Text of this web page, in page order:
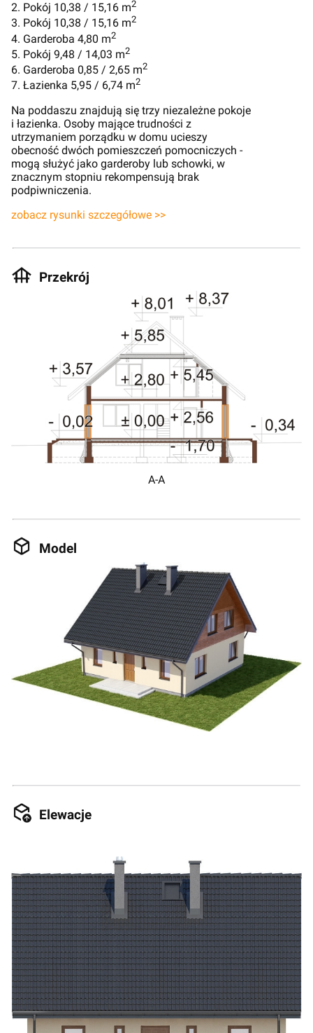
2. Pokój 10,38 / 15,16 m2
3. Pokój 10,38 / 15,16 m2
4. Garderoba 4,80 m2
5. Pokój 9,48 / 14,03 m2
6. Garderoba 0,85 / 2,65 m2
7. Łazienka 5,95 / 6,74 m2
Na poddaszu znajdują się trzy niezależne pokoje
i łazienka. Osoby mające trudności z
utrzymaniem porządku w domu ucieszy
obecność dwóch pomieszczeń pomocniczych -
mogą służyć jako garderoby lub schowki, w
znacznym stopniu rekompensują brak
podpiwniczenia.
zobacz rysunki szczegółowe >>
Przekrój
A-A
Model
Elewacje